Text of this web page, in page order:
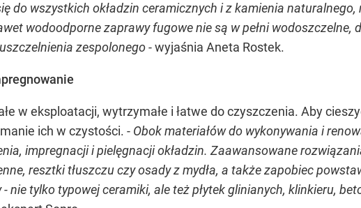
do wszystkich okładzin ceramicznych i z kamienia
wodoodporne zaprawy fugowe nie są w pełni wodoszczelne,
zespolonego- wyjaśnia Aneta Rostek.
w eksploatacji, wytrzymałe i łatwe do czyszczenia. Aby
ich w czystości. - Obok materiałów do wykonywania i
impregnacji i pielęgnacji okładzin. Zaawansowane
resztki tłuszczu czy osady z mydła, a także zapobiec
nie tylko typowej ceramiki, ale też płytek glinianych, klinkieru,